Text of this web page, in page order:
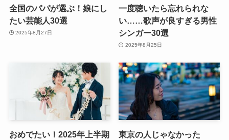
全国のパパが選ぶ！娘にし
たい芸能人30選
2025年8月27日
一度聴いたら忘れられな
い……歌声が良すぎる男性
シンガー30選
2025年8月25日
おめでたい！2025年上半期
東京の人じゃなかった